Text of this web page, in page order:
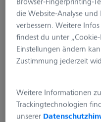
1.000
Paketgröße
100 Credits
500
die Website-Analyse und
verbessern. Weitere
findest du unter
Einstellungen ändern
Zustimmung jederzeit
Weitere Informationen
Trackingtechnologien
unserer